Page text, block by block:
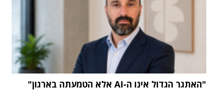
"האתגר הגדול אינו ה-AI אלא הטמעתה בארגון"